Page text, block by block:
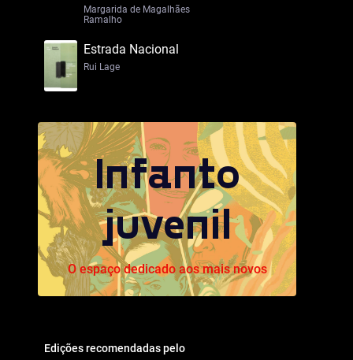
Margarida de Magalhães
Ramalho
Estrada Nacional
Rui Lage
Infanto
juvenil
O espaço dedicado aos mais novos
Edições recomendadas pelo